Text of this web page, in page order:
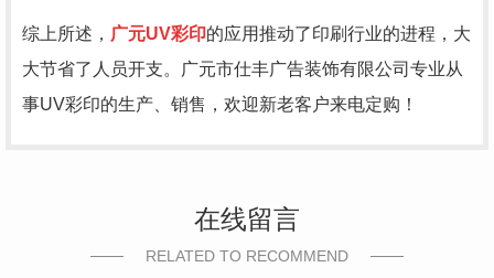
综上所述， 广元UV彩印的应用推动了印刷行业的进程，大
大节省了人员开支。广元市仕丰广告装饰有限公司专业从
事UV彩印的生产、销售，欢迎新老客户来电定购！
在线留言
RELATED TO RECOMMEND